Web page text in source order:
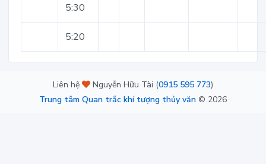
5:30
5:20
Liên hệ Nguyễn Hữu Tài (0915 595 773)
Trung tâm Quan trắc khí tượng thủy văn © 2026